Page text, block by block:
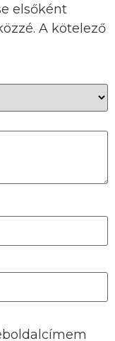
elsőként
A kötelező